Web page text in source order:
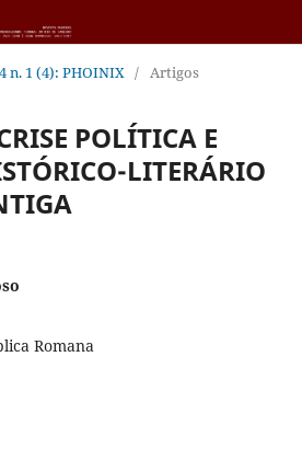
n. 1 (4): PHOINIX / Artigos
POLÍTICA E
LITERÁRIO
Romana